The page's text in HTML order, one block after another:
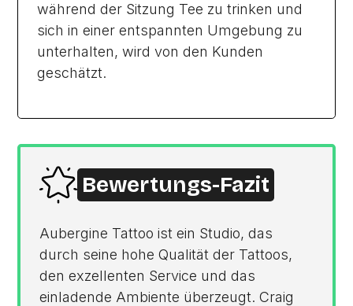
während der Sitzung Tee zu trinken und
sich in einer entspannten Umgebung zu
unterhalten, wird von den Kunden
geschätzt.
Bewertungs-Fazit
Aubergine Tattoo ist ein Studio, das
durch seine hohe Qualität der Tattoos,
den exzellenten Service und das
einladende Ambiente überzeugt. Craig